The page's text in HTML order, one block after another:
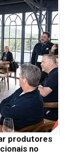
produtores
no